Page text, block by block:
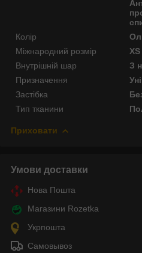
Колір
Міжнародний розмір
XS
Внутрішній шар
З
Призначення
Застібка
Тип тканини
Приховати
Умови доставки
Нова Пошта
Магазини Rozetka
Укрпошта
Самовывоз